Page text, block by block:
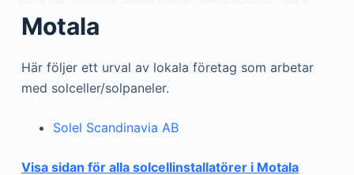
Motala
Här följer ett urval av lokala företag som arbetar
med solceller/solpaneler.
Solel Scandinavia AB
Visa sidan för alla solcellinstallatörer i Motala